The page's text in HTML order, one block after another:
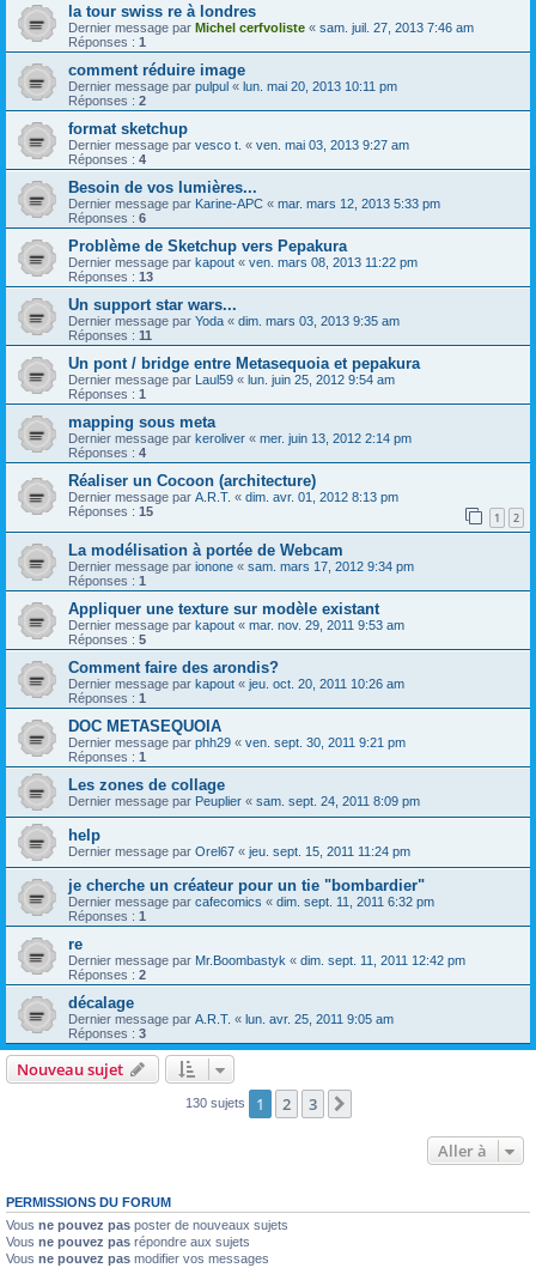
la tour swiss re à londres
Dernier message par Michel cerfvoliste « sam. juil. 27, 2013 7:46 am
Réponses : 1
comment réduire image
Dernier message par pulpul « lun. mai 20, 2013 10:11 pm
Réponses : 2
format sketchup
Dernier message par vesco t. « ven. mai 03, 2013 9:27 am
Réponses : 4
Besoin de vos lumières...
Dernier message par Karine-APC « mar. mars 12, 2013 5:33 pm
Réponses : 6
Problème de Sketchup vers Pepakura
Dernier message par kapout « ven. mars 08, 2013 11:22 pm
Réponses : 13
Un support star wars...
Dernier message par Yoda « dim. mars 03, 2013 9:35 am
Réponses : 11
Un pont / bridge entre Metasequoia et pepakura
Dernier message par Laul59 « lun. juin 25, 2012 9:54 am
Réponses : 1
mapping sous meta
Dernier message par keroliver « mer. juin 13, 2012 2:14 pm
Réponses : 4
Réaliser un Cocoon (architecture)
Dernier message par A.R.T. « dim. avr. 01, 2012 8:13 pm
Réponses : 15 1 2
La modélisation à portée de Webcam
Dernier message par ionone « sam. mars 17, 2012 9:34 pm
Réponses : 1
Appliquer une texture sur modèle existant
Dernier message par kapout « mar. nov. 29, 2011 9:53 am
Réponses : 5
Comment faire des arondis?
Dernier message par kapout « jeu. oct. 20, 2011 10:26 am
Réponses : 1
DOC METASEQUOIA
Dernier message par phh29 « ven. sept. 30, 2011 9:21 pm
Réponses : 1
Les zones de collage
Dernier message par Peuplier « sam. sept. 24, 2011 8:09 pm
help
Dernier message par Orel67 « jeu. sept. 15, 2011 11:24 pm
je cherche un créateur pour un tie "bombardier"
Dernier message par cafecomics « dim. sept. 11, 2011 6:32 pm
Réponses : 1
re
Dernier message par Mr.Boombastyk « dim. sept. 11, 2011 12:42 pm
Réponses : 2
décalage
Dernier message par A.R.T. « lun. avr. 25, 2011 9:05 am
Réponses : 3
Nouveau sujet
130 sujets 1 2 3
Aller à
PERMISSIONS DU FORUM
Vous ne pouvez pas poster de nouveaux sujets
Vous ne pouvez pas répondre aux sujets
Vous ne pouvez pas modifier vos messages